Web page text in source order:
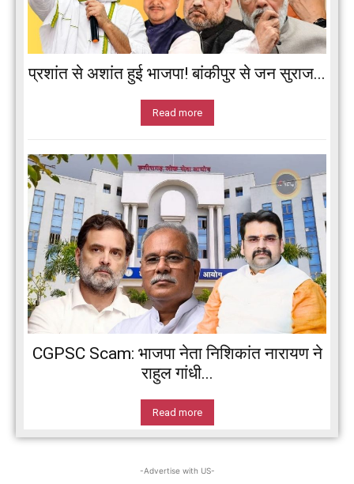
प्रशांत से अशांत हुई भाजपा! बांकीपुर से जन सुराज...
Read more
CGPSC Scam: भाजपा नेता निशिकांत नारायण ने
राहुल गांधी...
Read more
-Advertise with US-